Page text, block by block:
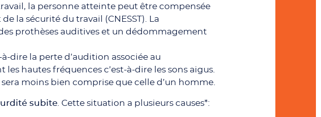
la personne atteinte peut être compensée
la sécurité du travail (CNESST). La
prothèses auditives et un dédommagement
à-dire la perte d’audition associée au
hautes fréquences c’est-à-dire les sons aigus.
moins bien comprise que celle d’un homme.
subite . Cette situation a plusieurs causes*: